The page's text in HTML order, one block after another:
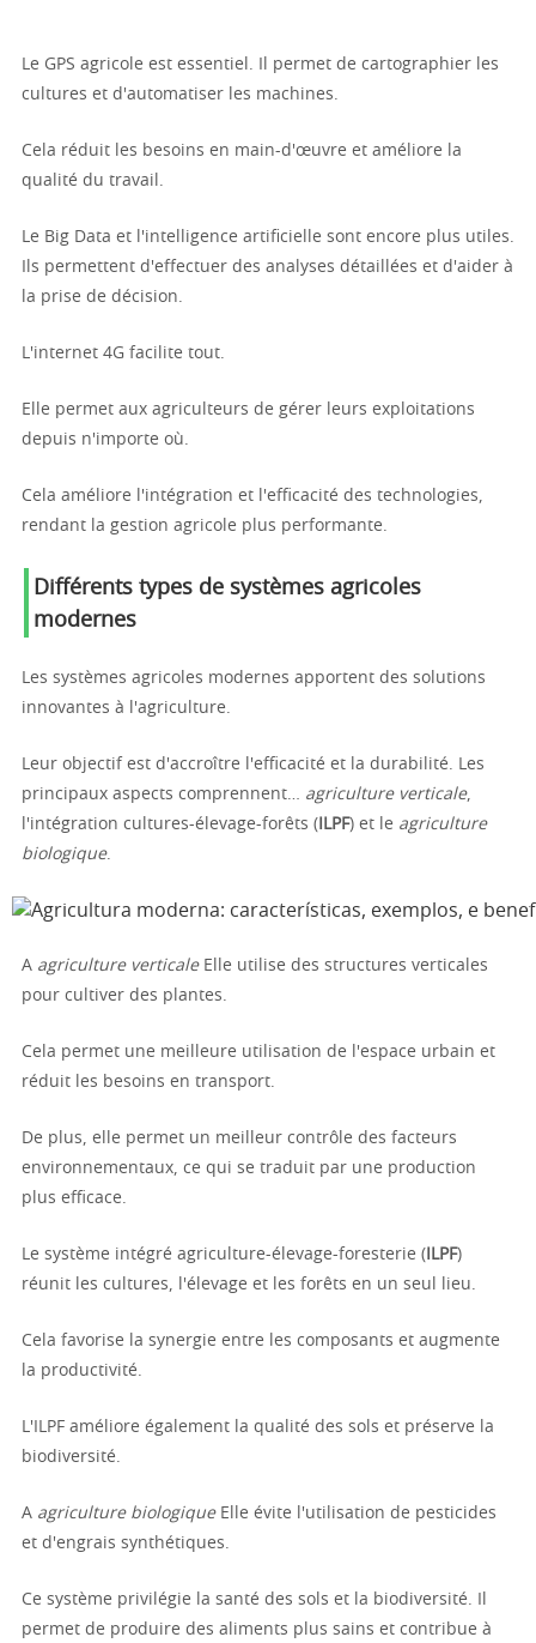
Le GPS agricole est essentiel. Il permet de cartographier les
cultures et d'automatiser les machines.
Cela réduit les besoins en main-d'œuvre et améliore la
qualité du travail.
Le Big Data et l'intelligence artificielle sont encore plus utiles.
Ils permettent d'effectuer des analyses détaillées et d'aider à
la prise de décision.
L'internet 4G facilite tout.
Elle permet aux agriculteurs de gérer leurs exploitations
depuis n'importe où.
Cela améliore l'intégration et l'efficacité des technologies,
rendant la gestion agricole plus performante.
Différents types de systèmes agricoles
modernes
Les systèmes agricoles modernes apportent des solutions
innovantes à l'agriculture.
Leur objectif est d'accroître l'efficacité et la durabilité. Les
principaux aspects comprennent… agriculture verticale,
l'intégration cultures-élevage-forêts ( ILPF) et le agriculture
biologique.
A agriculture verticaleElle utilise des structures verticales
pour cultiver des plantes.
Cela permet une meilleure utilisation de l'espace urbain et
réduit les besoins en transport.
De plus, elle permet un meilleur contrôle des facteurs
environnementaux, ce qui se traduit par une production
plus efficace.
Le système intégré agriculture-élevage-foresterie ( ILPF)
réunit les cultures, l'élevage et les forêts en un seul lieu.
Cela favorise la synergie entre les composants et augmente
la productivité.
L'ILPF améliore également la qualité des sols et préserve la
biodiversité.
A agriculture biologiqueElle évite l'utilisation de pesticides
et d'engrais synthétiques.
Ce système privilégie la santé des sols et la biodiversité. Il
permet de produire des aliments plus sains et contribue à